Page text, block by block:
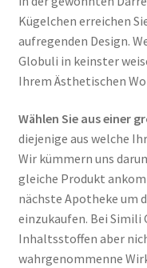
Kügelchen erreichen
aufregenden Design.
Globuli in keinster
Ihrem Ästhetischen
Wählen Sie aus einer
diejenige aus welche
Wir kümmern uns
gleiche Produkt
nächste Apotheke um
einzukaufen. Bei Simili
Inhaltsstoffen aber
wahrgenommenne